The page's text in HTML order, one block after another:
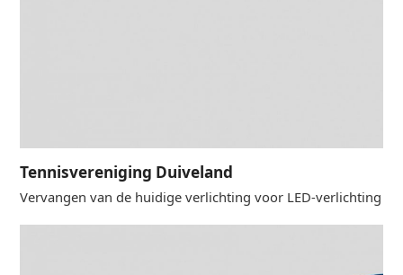
Tennisvereniging Duiveland
Vervangen van de huidige verlichting voor LED-verlichting